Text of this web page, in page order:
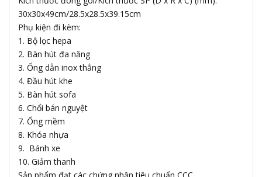
30x30x49cm/28.5x28.5x39.15cm
Phụ kiện đi kèm:
1. Bộ lọc hepa
2. Bàn hút đa năng
3. Ống dẫn inox thẳng
4. Đầu hút khe
5. Bàn hút sofa
6. Chổi bán nguyệt
7. Ống mềm
8. Khóa nhựa
9. Bánh xe
10. Giảm thanh